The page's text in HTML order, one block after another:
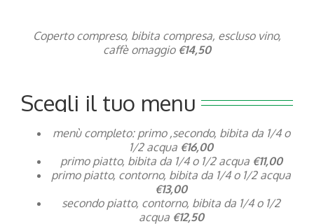
Coperto compreso, bibita compresa, escluso vino,
caffè omaggio €14,50
Scegli il tuo menu
menù completo: primo ,secondo, bibita da 1/4 o
1/2 acqua €16,00
primo piatto, bibita da 1/4 o 1/2 acqua €11,00
primo piatto, contorno, bibita da 1/4 o 1/2 acqua
€13,00
secondo piatto, contorno, bibita da 1/4 o 1/2
acqua €12,50